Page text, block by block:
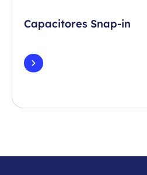
Capacitores Snap-in